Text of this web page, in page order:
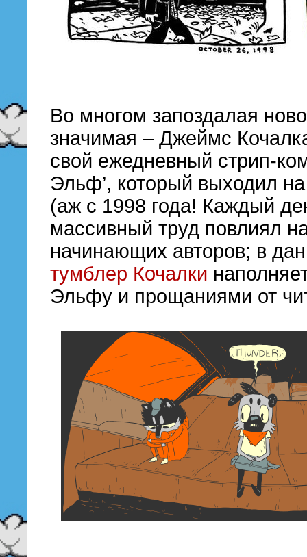
Во многом запоздалая
значимая – Джеймс
свой ежедневный стрип-
Эльф’, который выходил
(аж с 1998 года! Каждый
массивный труд повлиял
начинающих авторов; в
тумблер Кочалки
Эльфу и прощаниями от